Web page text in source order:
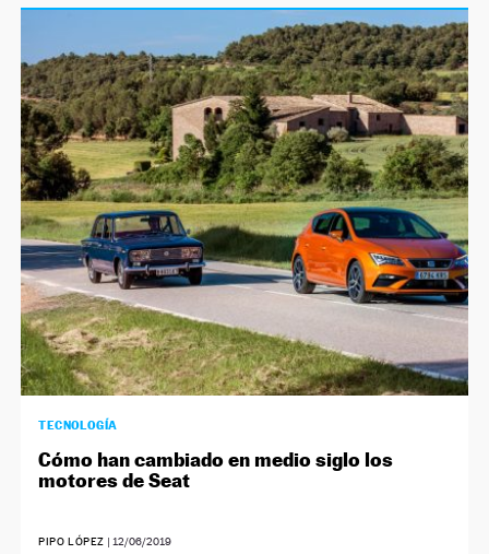
TECNOLOGÍA
Cómo han cambiado en medio siglo los
motores de Seat
PIPO LÓPEZ | 12/06/2019